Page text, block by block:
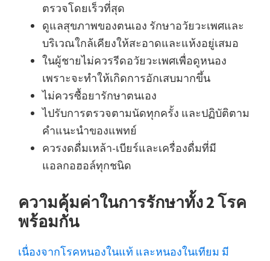
ตรวจโดยเร็วที่สุด
ดูแลสุขภาพของตนเอง รักษาอวัยวะเพศและ
บริเวณใกล้เคียงให้สะอาดและแห้งอยู่เสมอ
ในผู้ชายไม่ควรรีดอวัยวะเพศเพื่อดูหนอง
เพราะจะทำให้เกิดการอักเสบมากขึ้น
ไม่ควรซื้อยารักษาตนเอง
ไปรับการตรวจตามนัดทุกครั้ง และปฏิบัติตาม
คำแนะนำของแพทย์
ควรงดดื่มเหล้า-เบียร์และเครื่องดื่มที่มี
แอลกอฮอล์ทุกชนิด
ความคุ้มค่าในการรักษาทั้ง 2 โรค
พร้อมกัน
เนื่องจากโรคหนองในแท้ และหนองในเทียม มี